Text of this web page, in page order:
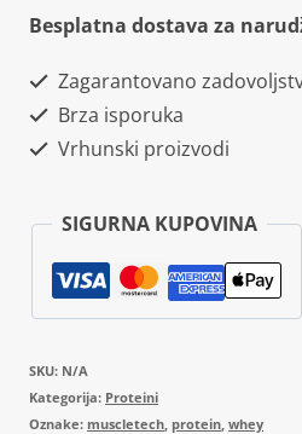
100%
Gold
2270g
Besplatna dostava za
Zagarantovano
Brza isporuka
Vrhunski proizvodi
SIGURNA KUPOVINA
SKU: N/A
Kategorija: Proteini
Oznake: muscletech, protein, whey